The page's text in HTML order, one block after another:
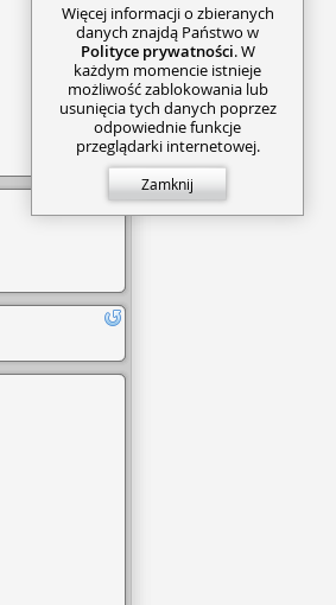
Więcej informacji o zbieranych
danych znajdą Państwo w
Polityce prywatności. W
każdym momencie istnieje
możliwość zablokowania lub
usunięcia tych danych poprzez
odpowiednie funkcje
przeglądarki internetowej.
Zamknij